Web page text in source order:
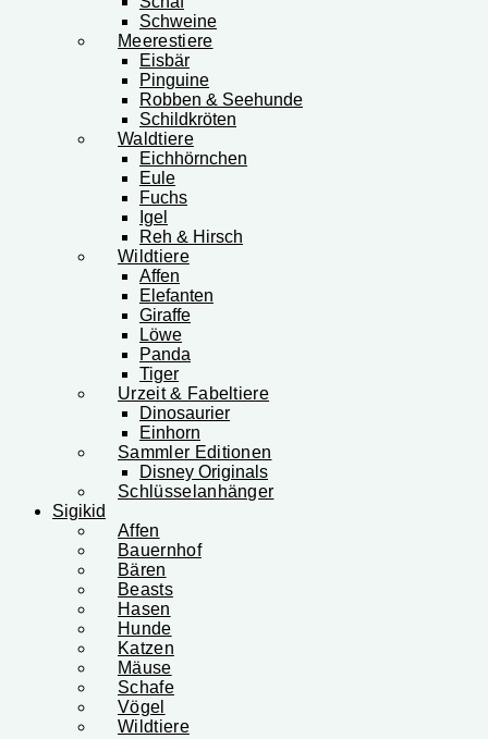
Schweine
Meerestiere
Eisbär
Pinguine
Robben & Seehunde
Schildkröten
Waldtiere
Eichhörnchen
Eule
Fuchs
Igel
Reh & Hirsch
Wildtiere
Affen
Elefanten
Giraffe
Löwe
Panda
Tiger
Urzeit & Fabeltiere
Dinosaurier
Einhorn
Sammler Editionen
Disney Originals
Schlüsselanhänger
Sigikid
Affen
Bauernhof
Bären
Beasts
Hasen
Hunde
Katzen
Mäuse
Schafe
Vögel
Wildtiere